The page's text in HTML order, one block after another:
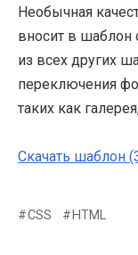
Необычная
вносит в
из всех других
переключения
таких как
Скачать шаблон
CSS HTML